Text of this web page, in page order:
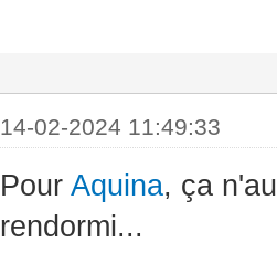
14-02-2024 11:49:33
Pour Aquina, ça
rendormi...